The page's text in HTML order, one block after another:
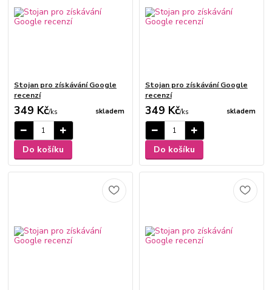
Stojan pro získávání Google
recenzí
349 Kč/ks skladem
Do košíku
Stojan pro získávání Google
recenzí
349 Kč/ks skladem
Do košíku